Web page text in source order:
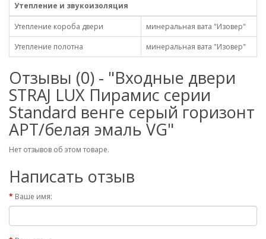
Утепление и звукоизоляция
Утепление короба двери
минеральная вата "Изовер"
Утепление полотна
минеральная вата "Изовер"
Отзывы (0) - "Входные двери
STRAJ LUX Пирамис серии
Standard венге серый горизонт
АРТ/белая эмаль VG"
Нет отзывов об этом товаре.
Написать отзыв
Ваше имя: